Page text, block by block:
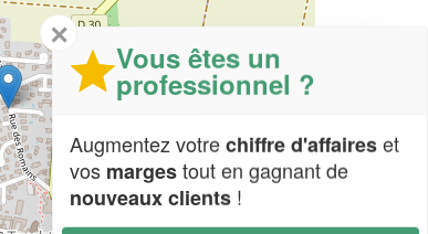
✕
Vous êtes un
professionnel ?
Augmentez votrechiffre d'affaireset
vos margestout en gagnant de
nouveaux clients !